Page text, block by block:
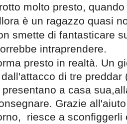
molto presto,
è un ragazzo quasi
smette di fantasticare
intraprendere.
presto in realtà. Un
dall'attacco di tre preddar
a casa
Grazie all'aiuto
riesce a sconfiggerli